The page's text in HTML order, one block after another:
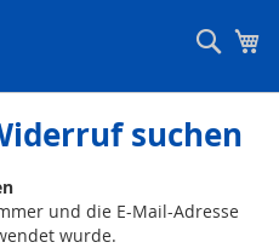
suchen
und die E-Mail-Adresse
wurde.